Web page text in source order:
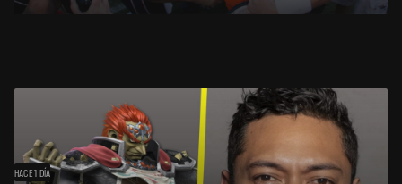
HACE 1 DÍA